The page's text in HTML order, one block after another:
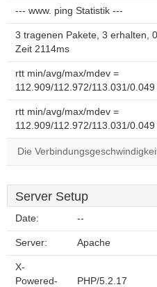
--- www. ping Statistik ---
3 tragenen Pakete, 3 erhalten,
Zeit 2114ms
rtt min/avg/max/mdev =
112.909/112.972/113.031/0.049
rtt min/avg/max/mdev =
112.909/112.972/113.031/0.049
Die
Server Setup
Date: --
Server: Apache
X-
Powered-
PHP/5.2.17